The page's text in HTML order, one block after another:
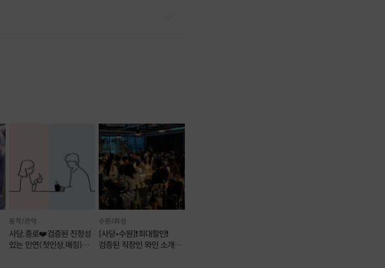
동작/관악
사당,종로❤️검증된 진정성
있는 인연(첫인상,매칭)
수원/화성
[사당•수원]❗️최대할인❗️
검증된 직장인 와인 소개팅